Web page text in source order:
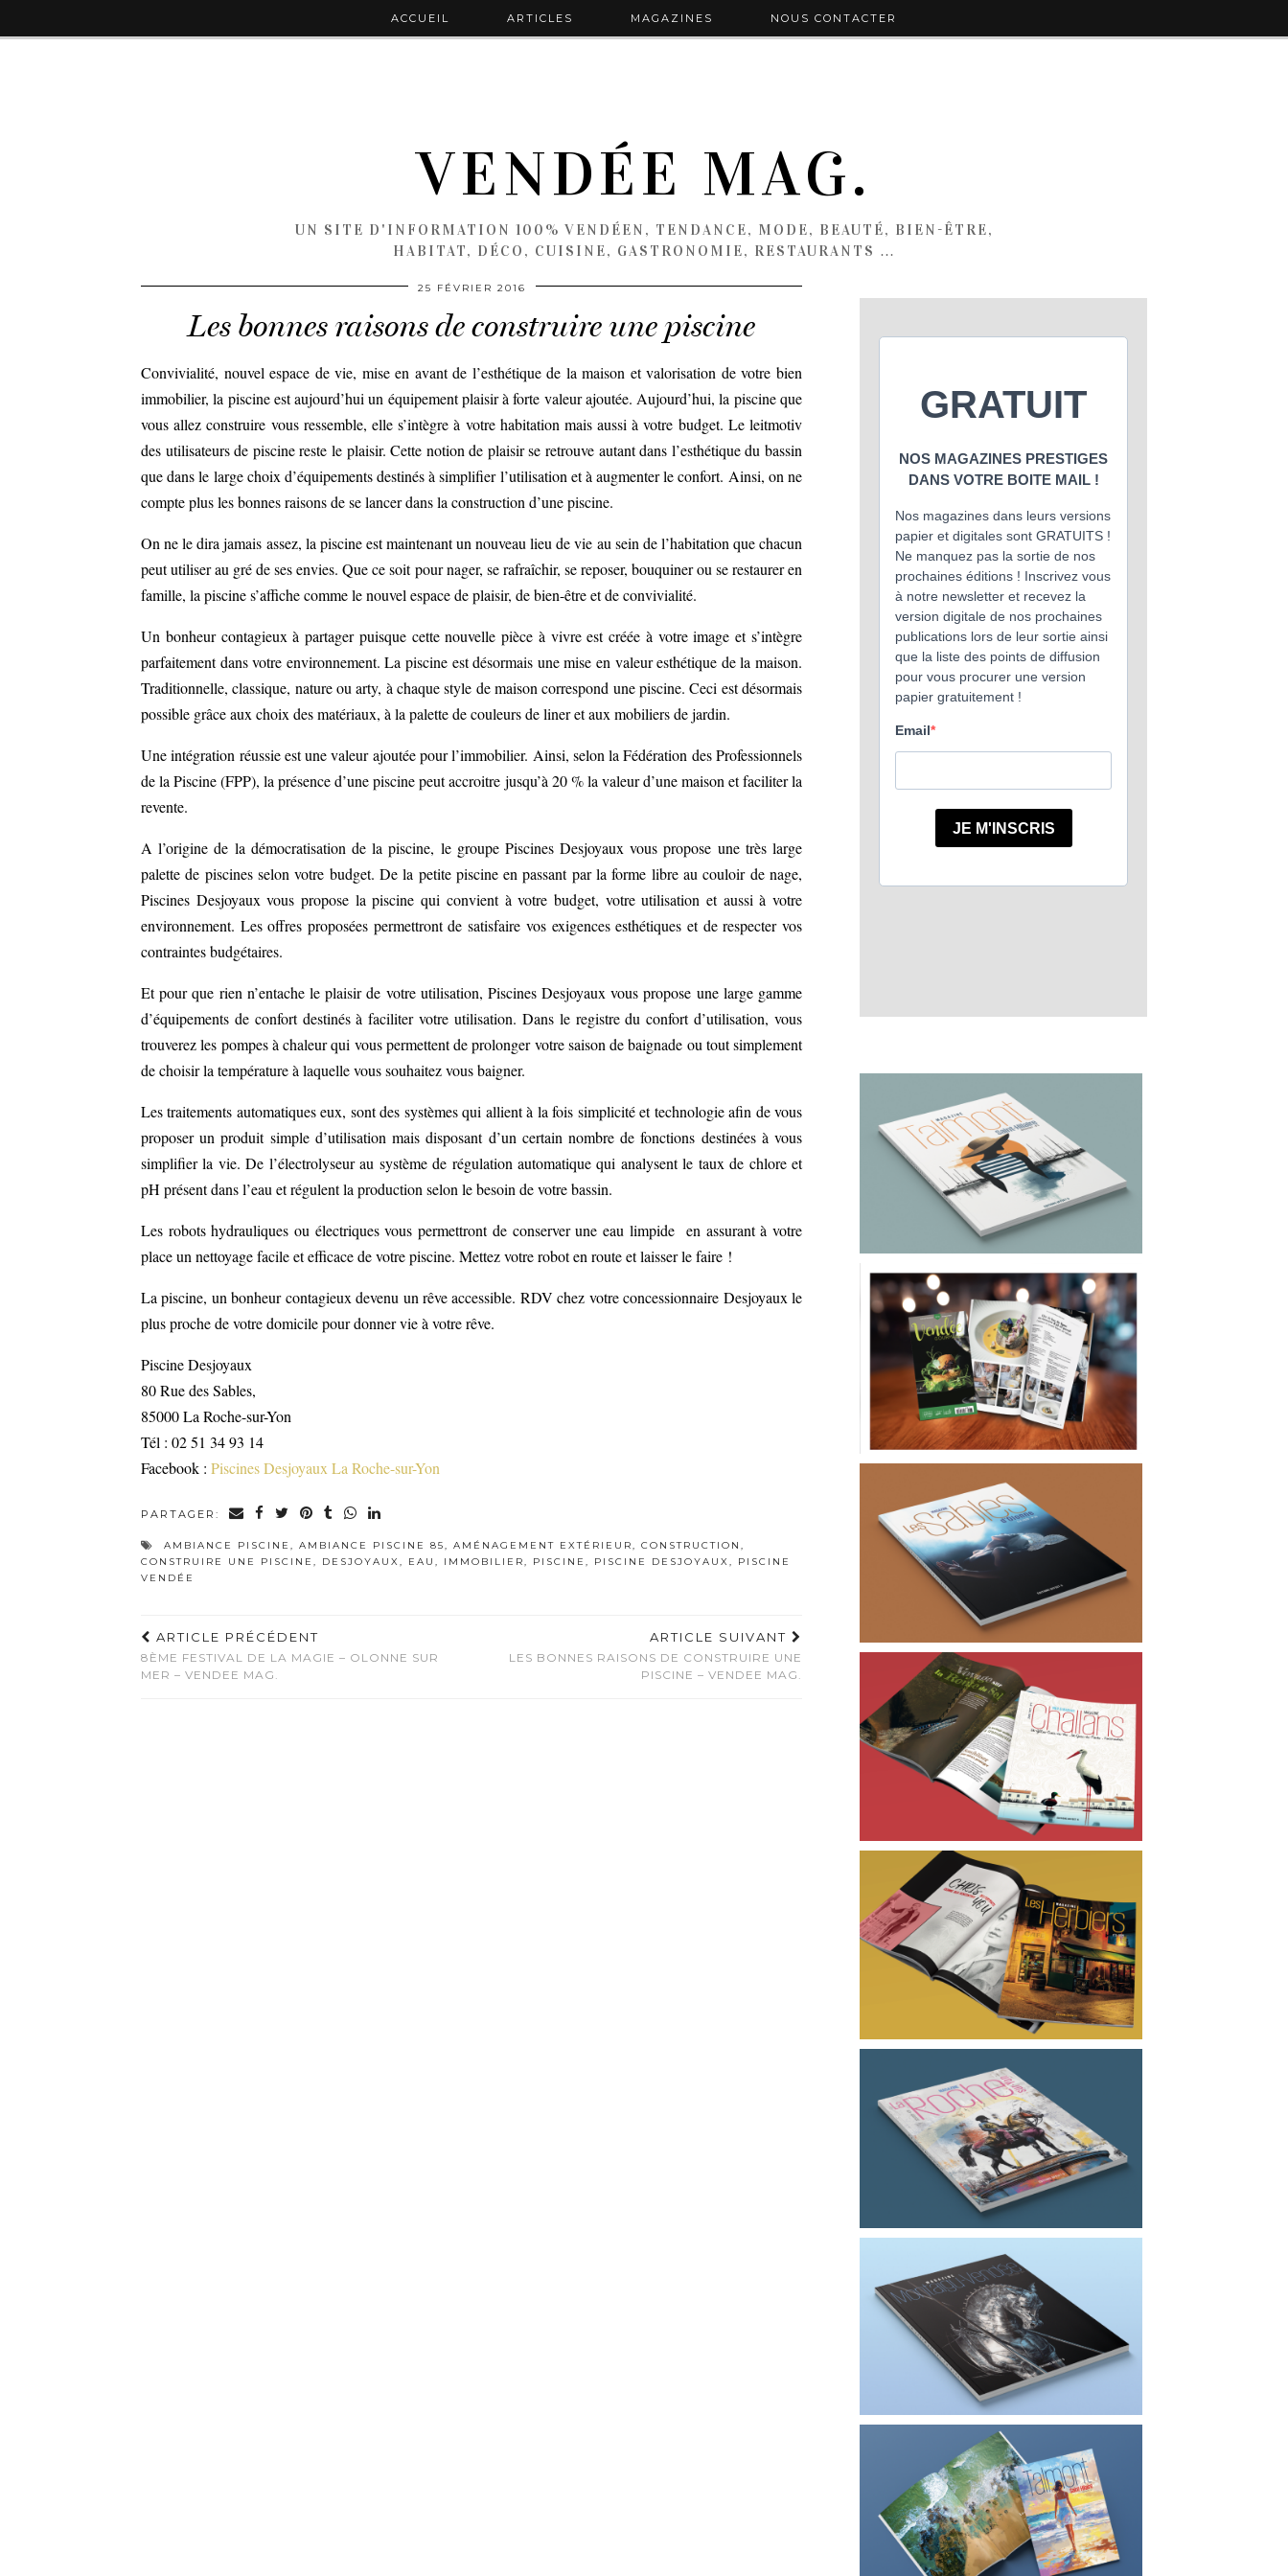
VENDÉE MAG.
UN SITE D'INFORMATION 100% VENDÉEN, TENDANCE, MODE, BEAUTÉ, BIEN-ÊTRE,
HABITAT, DÉCO, CUISINE, GASTRONOMIE, RESTAURANTS …
ACCUEIL ARTICLES MAGAZINES NOUS CONTACTER
25 FÉVRIER 2016
Les bonnes raisons de construire une piscine
Convivialité, nouvel espace de vie, mise en avant de l’esthétique de la maison et valorisation de votre bien
immobilier, la piscine est aujourd’hui un équipement plaisir à forte valeur ajoutée. Aujourd’hui, la piscine que
vous allez construire vous ressemble, elle s’intègre à votre habitation mais aussi à votre budget. Le leitmotiv
des utilisateurs de piscine reste le plaisir. Cette notion de plaisir se retrouve autant dans l’esthétique du bassin
que dans le large choix d’équipements destinés à simplifier l’utilisation et à augmenter le confort. Ainsi, on ne
compte plus les bonnes raisons de se lancer dans la construction d’une piscine.
On ne le dira jamais assez, la piscine est maintenant un nouveau lieu de vie au sein de l’habitation que chacun
peut utiliser au gré de ses envies. Que ce soit pour nager, se rafraîchir, se reposer, bouquiner ou se restaurer en
famille, la piscine s’affiche comme le nouvel espace de plaisir, de bien-être et de convivialité.
Un bonheur contagieux à partager puisque cette nouvelle pièce à vivre est créée à votre image et s’intègre
parfaitement dans votre environnement. La piscine est désormais une mise en valeur esthétique de la maison.
Traditionnelle, classique, nature ou arty, à chaque style de maison correspond une piscine. Ceci est désormais
possible grâce aux choix des matériaux, à la palette de couleurs de liner et aux mobiliers de jardin.
Une intégration réussie est une valeur ajoutée pour l’immobilier. Ainsi, selon la Fédération des Professionnels
de la Piscine (FPP), la présence d’une piscine peut accroitre jusqu’à 20 % la valeur d’une maison et faciliter la
revente.
A l’origine de la démocratisation de la piscine, le groupe Piscines Desjoyaux vous propose une très large
palette de piscines selon votre budget. De la petite piscine en passant par la forme libre au couloir de nage,
Piscines Desjoyaux vous propose la piscine qui convient à votre budget, votre utilisation et aussi à votre
environnement. Les offres proposées permettront de satisfaire vos exigences esthétiques et de respecter vos
contraintes budgétaires.
Et pour que rien n’entache le plaisir de votre utilisation, Piscines Desjoyaux vous propose une large gamme
d’équipements de confort destinés à faciliter votre utilisation. Dans le registre du confort d’utilisation, vous
trouverez les pompes à chaleur qui vous permettent de prolonger votre saison de baignade ou tout simplement
de choisir la température à laquelle vous souhaitez vous baigner.
Les traitements automatiques eux, sont des systèmes qui allient à la fois simplicité et technologie afin de vous
proposer un produit simple d’utilisation mais disposant d’un certain nombre de fonctions destinées à vous
simplifier la vie. De l’électrolyseur au système de régulation automatique qui analysent le taux de chlore et
pH présent dans l’eau et régulent la production selon le besoin de votre bassin.
Les robots hydrauliques ou électriques vous permettront de conserver une eau limpide en assurant à votre
place un nettoyage facile et efficace de votre piscine. Mettez votre robot en route et laisser le faire !
La piscine, un bonheur contagieux devenu un rêve accessible. RDV chez votre concessionnaire Desjoyaux le
plus proche de votre domicile pour donner vie à votre rêve.
Piscine Desjoyaux
80 Rue des Sables,
85000 La Roche-sur-Yon
Tél : 02 51 34 93 14
Facebook : Piscines Desjoyaux La Roche-sur-Yon
PARTAGER:
AMBIANCE PISCINE , AMBIANCE PISCINE 85, AMÉNAGEMENT EXTÉRIEUR, CONSTRUCTION ,
CONSTRUIRE UNE PISCINE , DESJOYAUX , EAU , IMMOBILIER, PISCINE , PISCINE DESJOYAUX , PISCINE
VENDÉE
ARTICLE PRÉCÉDENT
8ÈME FESTIVAL DE LA MAGIE – OLONNE SUR
MER – VENDEE MAG.
ARTICLE SUIVANT
LES BONNES RAISONS DE CONSTRUIRE UNE
PISCINE – VENDEE MAG.